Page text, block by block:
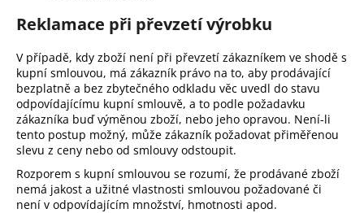
Reklamace při převzetí výrobku
V případě, kdy zboží není při převzetí zákazníkem ve shodě s
kupní smlouvou, má zákazník právo na to, aby prodávající
bezplatně a bez zbytečného odkladu věc uvedl do stavu
odpovídajícímu kupní smlouvě, a to podle požadavku
zákazníka buď výměnou zboží, nebo jeho opravou. Není-li
tento postup možný, může zákazník požadovat přiměřenou
slevu z ceny nebo od smlouvy odstoupit.
Rozporem s kupní smlouvou se rozumí, že prodávané zboží
nemá jakost a užitné vlastnosti smlouvou požadované či
není v odpovídajícím množství, hmotnosti apod.